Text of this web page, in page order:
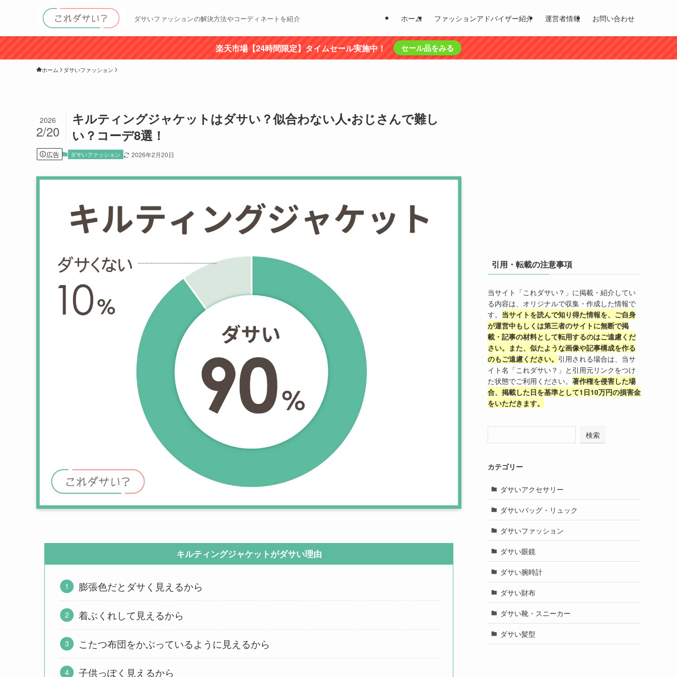
ダサいファッションの解決方法やコーディネートを紹介 ホーム ファッションアドバイザー紹介 運営者情報 お問い合わせ
楽天市場【24時間限定】タイムセール実施中！ セール品をみる
ホーム ダサいファッション
キルティングジャケットはダサい？似合わない人•おじさんで難し
い？コーデ8選！
2026
2/20
広告 ダサいファッション 2026年2月20日
キルティングジャケットがダサい理由
膨張色だとダサく見えるから
着ぶくれして見えるから
こたつ布団をかぶっているように見えるから
子供っぽく見えるから
引用・転載の注意事項
当サイト「これダサい？」に掲載・紹介してい
る内容は、オリジナルで収集・作成した情報で
す。 当サイトを読んで知り得た情報を、ご自身
が運営中もしくは第三者のサイトに無断で掲
載・記事の材料として転用するのはご遠慮くだ
さい。また、似たような画像や記事構成を作る
のもご遠慮ください。 引用される場合は、当サ
イト名「これダサい？」と引用元リンクをつけ
た状態でご利用ください。 著作権を侵害した場
合、掲載した日を基準として1日10万円の損害金
をいただきます。
検索
カテゴリー
ダサいアクセサリー
ダサいバッグ・リュック
ダサいファッション
ダサい眼鏡
ダサい腕時計
ダサい財布
ダサい靴・スニーカー
ダサい髪型